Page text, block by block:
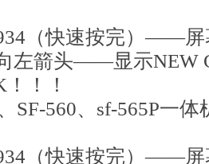
（快速按完）——屏
箭头——显示NEW
！！
SF-560、sf-565P一
（快速按完）——屏